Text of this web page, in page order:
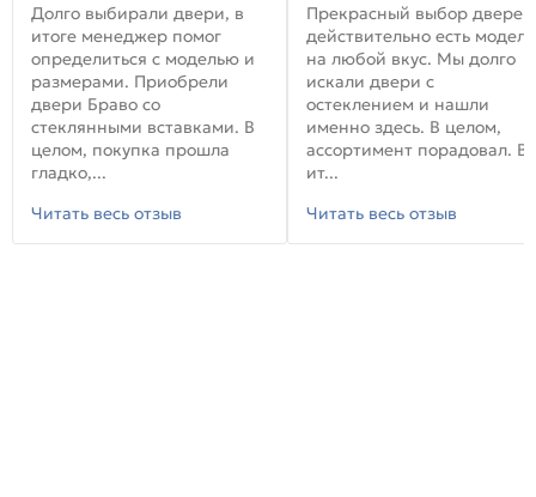
Долго выбирали двери, в
итоге менеджер помог
определиться с моделью и
размерами. Приобрели
двери Браво со
стеклянными вставками. В
целом, покупка прошла
гладко,...
Читать весь отзыв
Прекрасный выбор
действительно есть модели
на любой вкус. Мы долго
искали двери с
остеклением и нашли
именно здесь. В целом,
ассортимент порадовал. В
ит...
Читать весь отзыв